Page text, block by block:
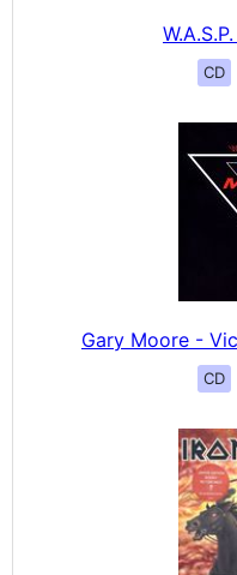
CD
Gary Moore -
CD